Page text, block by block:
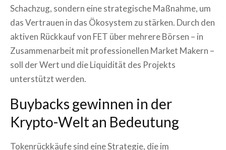
Schachzug, sondern eine strategische Maßnahme, um
das Vertrauen in das Ökosystem zu stärken. Durch den
aktiven Rückkauf von FET über mehrere Börsen – in
Zusammenarbeit mit professionellen Market Makern –
soll der Wert und die Liquidität des Projekts
unterstützt werden.
Buybacks gewinnen in der
Krypto-Welt an Bedeutung
Tokenrückkäufe sind eine Strategie, die im